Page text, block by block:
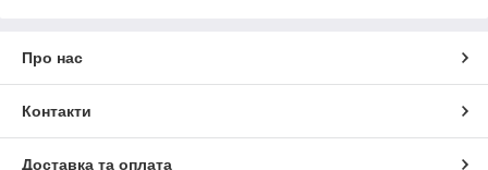
Про нас
Контакти
Доставка та оплата